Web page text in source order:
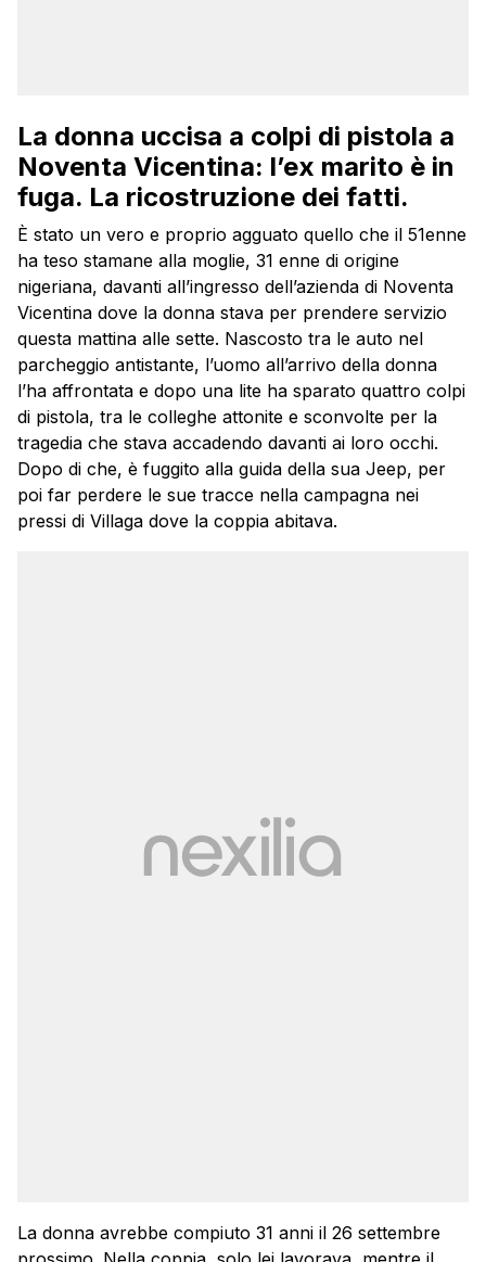
La donna uccisa a colpi di pistola a
Noventa Vicentina: l’ex marito è in
fuga. La ricostruzione dei fatti.
È stato un vero e proprio agguato quello che il 51enne
ha teso stamane alla moglie, 31 enne di origine
nigeriana, davanti all’ingresso dell’azienda di Noventa
Vicentina dove la donna stava per prendere servizio
questa mattina alle sette. Nascosto tra le auto nel
parcheggio antistante, l’uomo all’arrivo della donna
l’ha affrontata e dopo una lite ha sparato quattro colpi
di pistola, tra le colleghe attonite e sconvolte per la
tragedia che stava accadendo davanti ai loro occhi.
Dopo di che, è fuggito alla guida della sua Jeep, per
poi far perdere le sue tracce nella campagna nei
pressi di Villaga dove la coppia abitava.
La donna avrebbe compiuto 31 anni il 26 settembre